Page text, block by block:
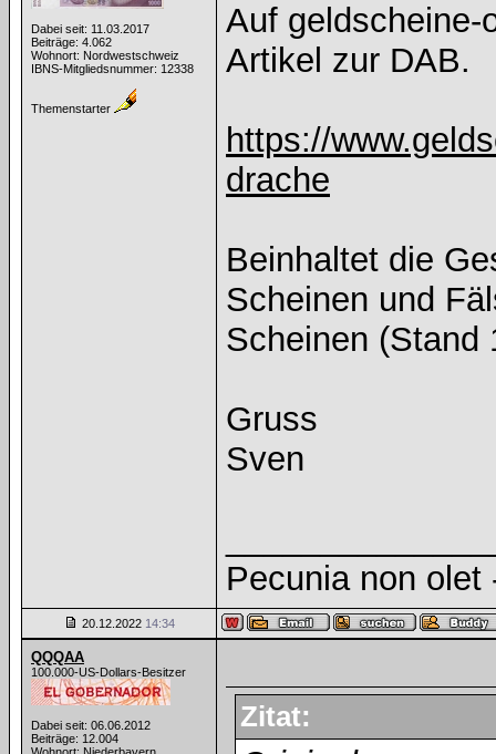
Dabei seit: 11.03.2017
Beiträge: 4.062
Wohnort: Nordwestschweiz
IBNS-Mitgliedsnummer: 12338
Themenstarter
Auf geldscheine-
Artikel zur DAB.
https://
drache
Beinhaltet die
Scheinen und
Scheinen (Stand
Gruss
Sven
Pecunia non
20.12.2022 14:34
QQQAA
100.000-US-Dollars-Besitzer
Dabei seit: 06.06.2012
Beiträge: 12.004
Zitat: